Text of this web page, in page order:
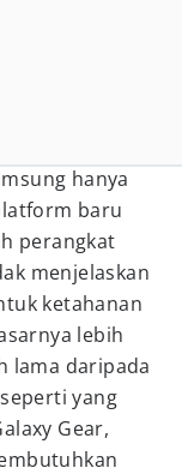
hanya
baru
perangkat
menjelaskan
ketahanan
lebih
lama daripada
yang
Gear,